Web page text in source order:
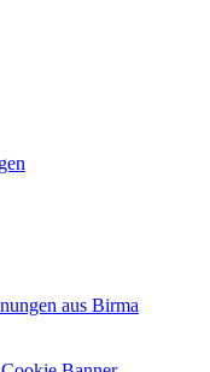
aus Birma